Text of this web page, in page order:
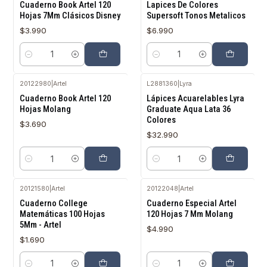
Cuaderno Book Artel 120
Hojas 7Mm Clásicos Disney
$3.990
Cantidad
Lapices De Colores
Supersoft Tonos Metalicos
$6.990
Cantidad
20122980 Artel
Cuaderno Book Artel 120
Hojas Molang
$3.690
Cantidad
L2881360 Lyra
Lápices Acuarelables Lyra
Graduate Aqua Lata 36
Colores
$32.990
Cantidad
20121580 Artel
Cuaderno College
Matemáticas 100 Hojas
5Mm - Artel
$1.690
20122048 Artel
Cuaderno Especial Artel
120 Hojas 7 Mm Molang
$4.990